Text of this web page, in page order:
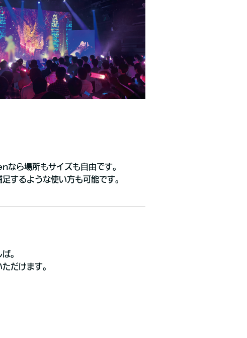
ら場所もサイズも自由です。
するような使い方も可能です。
。
だけます。